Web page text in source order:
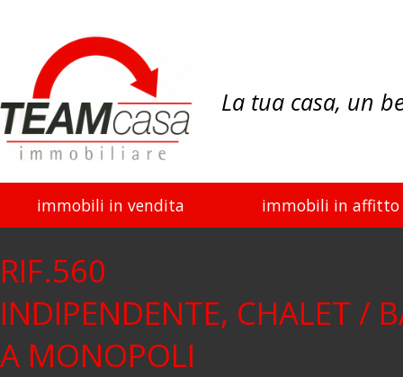
La tua casa, un
immobili in vendita immobili in affitto
RIF.560
INDIPENDENTE, CHALET /
A MONOPOLI